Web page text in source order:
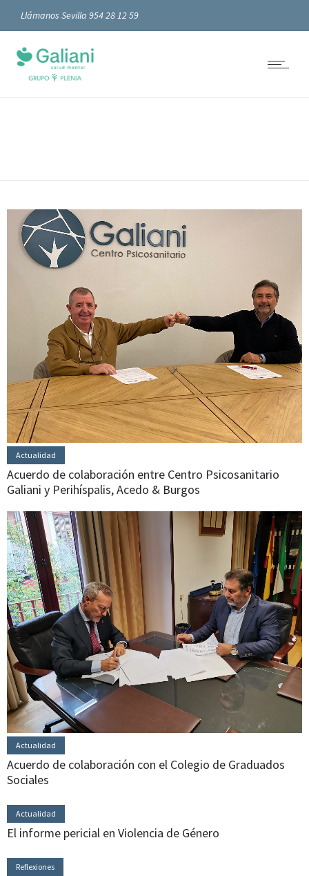
Llámanos Sevilla 954 28 12 59
Actualidad
Acuerdo de colaboración entre Centro Psicosanitario
Galiani y Perihíspalis, Acedo & Burgos
Actualidad
Acuerdo de colaboración con el Colegio de Graduados
Sociales
Actualidad
El informe pericial en Violencia de Género
Reflexiones